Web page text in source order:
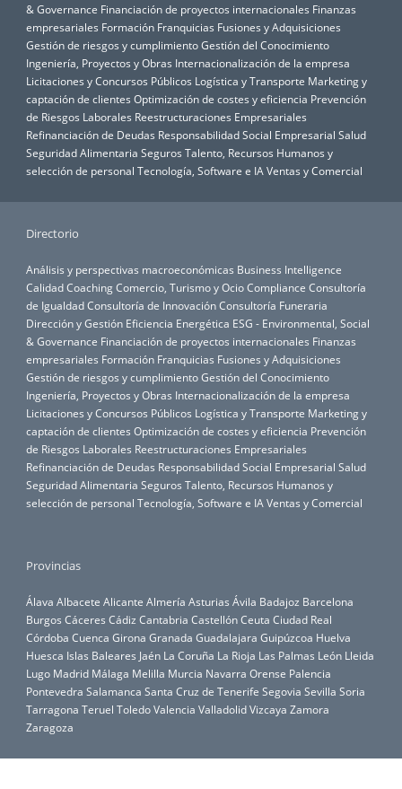
& Governance Financiación de proyectos internacionales Finanzas
empresariales Formación Franquicias Fusiones y Adquisiciones
Gestión de riesgos y cumplimientoGestión del Conocimiento
Ingeniería, Proyectos y Obras Internacionalización de la empresa
Licitaciones y Concursos Públicos Logística y Transporte Marketing y
captación de clientes Optimización de costes y eficiencia Prevención
de Riesgos Laborales Reestructuraciones Empresariales
Refinanciación de Deudas Responsabilidad Social Empresarial Salud
Seguridad Alimentaria Seguros Talento, Recursos Humanos y
selección de personal Tecnología, Software e IA Ventas y Comercial
Directorio
Análisis y perspectivas macroeconómicas Business Intelligence
CalidadCoachingComercio, Turismo y OcioCompliance Consultoría
de IgualdadConsultoría de InnovaciónConsultoría Funeraria
Dirección y Gestión Eficiencia Energética ESG - Environmental, Social
& Governance Financiación de proyectos internacionales Finanzas
empresariales Formación Franquicias Fusiones y Adquisiciones
Gestión de riesgos y cumplimientoGestión del Conocimiento
Ingeniería, Proyectos y Obras Internacionalización de la empresa
Licitaciones y Concursos Públicos Logística y Transporte Marketing y
captación de clientes Optimización de costes y eficiencia Prevención
de Riesgos Laborales Reestructuraciones Empresariales
Refinanciación de Deudas Responsabilidad Social Empresarial Salud
Seguridad Alimentaria Seguros Talento, Recursos Humanos y
selección de personal Tecnología, Software e IA Ventas y Comercial
Provincias
Álava Albacete Alicante Almería Asturias Ávila Badajoz Barcelona
Burgos Cáceres Cádiz Cantabria CastellónCeuta Ciudad Real
Córdoba Cuenca Girona Granada Guadalajara Guipúzcoa Huelva
Huesca Islas Baleares Jaén La Coruña La Rioja Las Palmas León Lleida
Lugo Madrid Málaga Melilla Murcia Navarra Orense Palencia
Pontevedra Salamanca Santa Cruz de Tenerife Segovia Sevilla Soria
Tarragona Teruel ToledoValencia ValladolidVizcaya Zamora
Zaragoza